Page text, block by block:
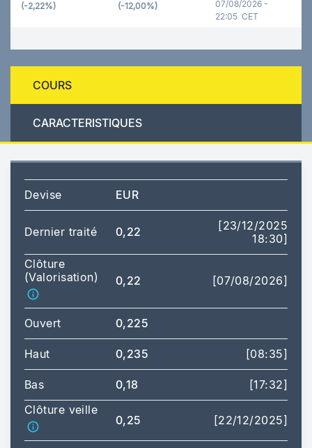
(-2,22%) (-12,00%)
07/08/2026 -
22:05 CET
COURS
CARACTERISTIQUES
Devise EUR
Dernier traité 0,22
[23/12/2025
18:30]
Clôture
(Valorisation)
0,22 [07/08/2026]
Ouvert 0,225
Haut 0,235 [08:35]
Bas 0,18
[17:32]
Clôture veille
0,25 [22/12/2025]